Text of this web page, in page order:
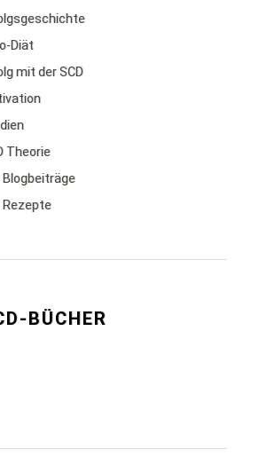
Diät
mit der SCD
Theorie
Blogbeiträge
Rezepte
BÜCHER